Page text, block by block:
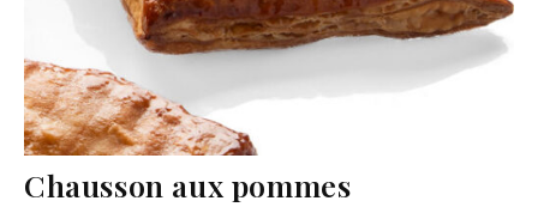
Chausson aux pommes